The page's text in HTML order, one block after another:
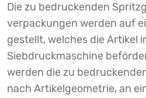
Die zu bedruckenden
verpackungen werden auf
gestellt, welches die Artikel
Siebdruckmaschine
werden die zu
nach Artikelgeometrie, an